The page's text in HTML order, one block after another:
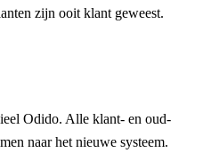
zijn ooit klant geweest.
Odido. Alle klant- en oud-
naar het nieuwe systeem.